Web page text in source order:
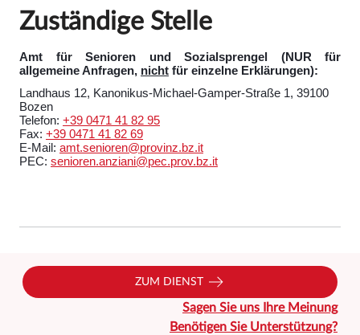
Zuständige Stelle
Amt für Senioren und Sozialsprengel (NUR für
allgemeine Anfragen, nicht für einzelne Erklärungen):
Landhaus 12, Kanonikus-Michael-Gamper-Straße 1, 39100
Bozen
Telefon: +39 0471 41 82 95
Fax: +39 0471 41 82 69
E-Mail: amt.senioren@provinz.bz.it
PEC: senioren.anziani@pec.prov.bz.it
Sagen Sie uns Ihre Meinung
Benötigen Sie Unterstützung?
ZUM DIENST